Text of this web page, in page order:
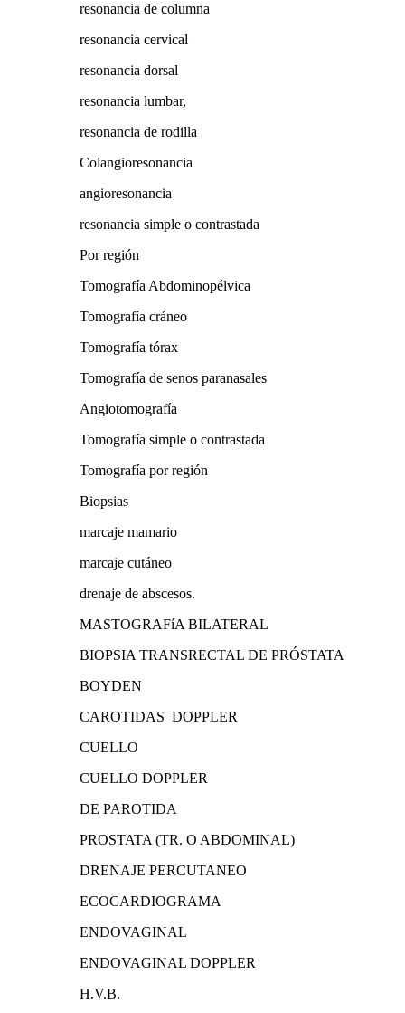
resonancia de columna
resonancia cervical
resonancia dorsal
resonancia lumbar,
resonancia de rodilla
Colangioresonancia
angioresonancia
resonancia simple o contrastada
Por región
Tomografía Abdominopélvica
Tomografía cráneo
Tomografía tórax
Tomografía de senos paranasales
Angiotomografía
Tomografía simple o contrastada
Tomografía por región
Biopsias
marcaje mamario
marcaje cutáneo
drenaje de abscesos.
MASTOGRAFíA BILATERAL
BIOPSIA TRANSRECTAL DE PRÓSTATA
BOYDEN
CAROTIDAS DOPPLER
CUELLO
CUELLO DOPPLER
DE PAROTIDA
PROSTATA (TR. O ABDOMINAL)
DRENAJE PERCUTANEO
ECOCARDIOGRAMA
ENDOVAGINAL
ENDOVAGINAL DOPPLER
H.V.B.